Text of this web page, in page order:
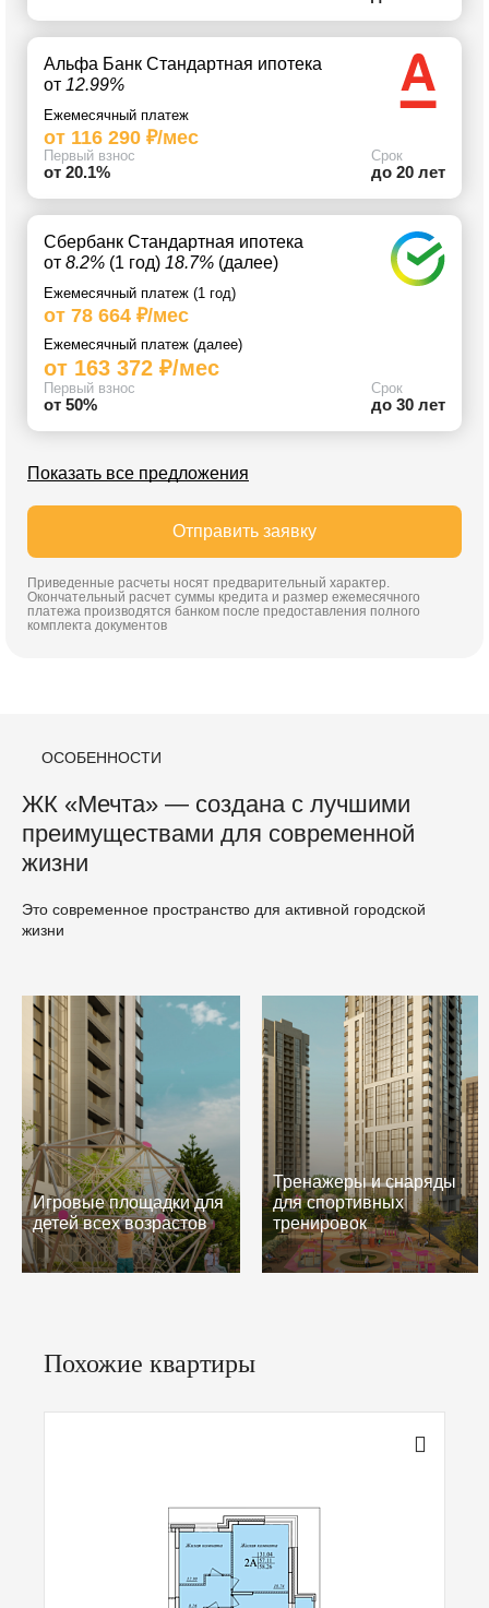
Альфа Банк Стандартная ипотека
от 12.99%
Ежемесячный платеж
от 116 290 ₽/мес
Первый взнос
от 20.1%
Срок
до 20 лет
Сбербанк Стандартная ипотека
от 8.2% (1 год) 18.7% (далее)
Ежемесячный платеж (1 год)
от 78 664 ₽/мес
Ежемесячный платеж (далее)
от 163 372 ₽/мес
Первый взнос
от 50%
Срок
до 30 лет
Показать все предложения
Отправить заявку
Приведенные расчеты носят предварительный характер.
Окончательный расчет суммы кредита и размер ежемесячного
платежа производятся банком после предоставления полного
комплекта документов
ОСОБЕННОСТИ
ЖК «Мечта» — создана с лучшими
преимуществами для современной
жизни
Это современное пространство для активной городской
жизни
Игровые площадки для
детей всех возрастов
Тренажеры и снаряды
для спортивных
тренировок
Похожие квартиры